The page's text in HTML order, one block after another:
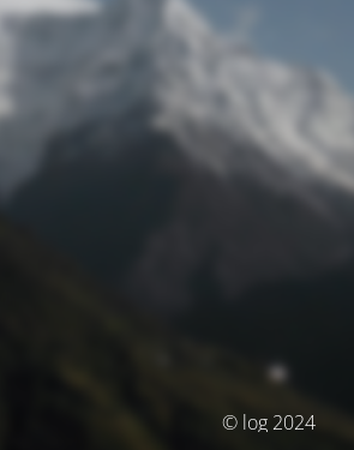
© log 2024